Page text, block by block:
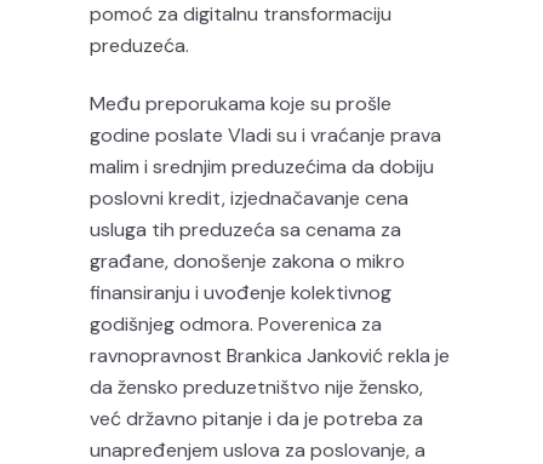
pomoć za digitalnu transformaciju
preduzeća.
Među preporukama koje su prošle
godine poslate Vladi su i vraćanje prava
malim i srednjim preduzećima da dobiju
poslovni kredit, izjednačavanje cena
usluga tih preduzeća sa cenama za
građane, donošenje zakona o mikro
finansiranju i uvođenje kolektivnog
godišnjeg odmora. Poverenica za
ravnopravnost Brankica Janković rekla je
da žensko preduzetništvo nije žensko,
već državno pitanje i da je potreba za
unapređenjem uslova za poslovanje, a